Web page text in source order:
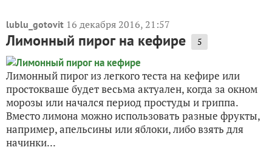
lublu_gotovit 16 декабря 2016, 21:57
Лимонный пирог на кефире 5
Лимонный пирог из легкого теста на кефире или
простокваше будет весьма актуален, когда за окном
морозы или начался период простуды и гриппа.
Вместо лимона можно использовать разные фрукты,
например, апельсины или яблоки, либо взять для
начинки...